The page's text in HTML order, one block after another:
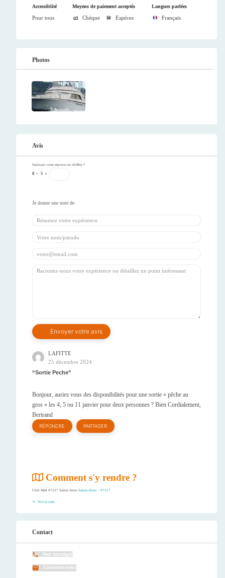
Accessiblité
Pour tous
Moyens de paiement acceptés
Chèque Espèces
Langues parlées
Français
Photos
Avis
Saisissez votre réponse en chiffres *
8 − 5 =
LAFITTE
25 décembre 2024
Sortie Peche
Bonjour, auriez vous des disponibilités pour une sortie « pêche au
gros » les 4, 5 ou 11 janvier pour deux personnes ? Bien Cordialement,
Bertrand
RÉPONDRE PARTAGER
Comment s'y rendre ?
Club Med 97227 Sainte Anne Sainte-Anne – 97227
Voir la carte
Contact
Non renseigné
Contactez-nous